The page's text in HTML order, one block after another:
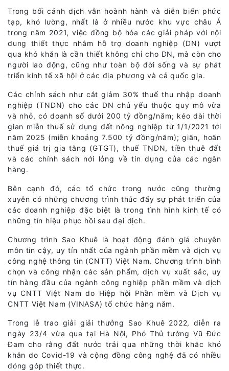
Trong bối cảnh dịch vẫn hoành hành và diễn biến phức
tạp, khó lường, nhất là ở nhiều nước khu vực châu Á
trong năm 2021, việc đồng bộ hóa các giải pháp với nội
dung thiết thực nhằm hỗ trợ doanh nghiệp (DN) vượt
qua khó khăn là cần thiết không chỉ cho DN, mà còn cho
người lao động, cũng như toàn bộ đời sống và sự phát
triển kinh tế xã hội ở các địa phương và cả quốc gia.
Các chính sách như cắt giảm 30% thuế thu nhập doanh
nghiệp (TNDN) cho các DN chủ yếu thuộc quy mô vừa
và nhỏ, có doanh số dưới 200 tỷ đồng/năm; kéo dài thời
gian miễn thuế sử dụng đất nông nghiệp từ 1/1/2021 tới
năm 2025 (miễn khoảng 7.500 tỷ đồng/năm); giãn, hoãn
thuế giá trị gia tăng (GTGT), thuế TNDN, tiền thuê đất
và các chính sách nới lỏng về tín dụng của các ngân
hàng.
Bên cạnh đó, các tổ chức trong nước cũng thường
xuyên có những chương trình thúc đẩy sự phát triển của
các doanh nghiệp đặc biệt là trong tình hình kinh tế có
những tín hiệu phục hồi sau đại dịch.
Chương trình Sao Khuê là hoạt động đánh giá chuyên
môn tin cậy, uy tín nhất của ngành phần mềm và dịch vụ
công nghệ thông tin (CNTT) Việt Nam. Chương trình bình
chọn và công nhận các sản phẩm, dịch vụ xuất sắc, uy
tín hàng đầu của ngành công nghiệp phần mềm và dịch
vụ CNTT Việt Nam do Hiệp hội Phần mềm và Dịch vụ
CNTT Việt Nam (VINASA) tổ chức hàng năm.
Trong lễ trao giải giải thưởng Sao Khuê 2022, diễn ra
ngày 23/4 vừa qua tại Hà Nội, Phó Thủ tướng Vũ Đức
Đam cho rằng đất nước trải qua những thời khắc khó
khăn do Covid-19 và cộng đồng công nghệ đã có nhiều
đóng góp thiết thực.